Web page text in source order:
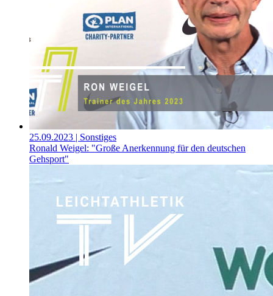
25.09.2023 | Sonstiges
Ronald Weigel: "Große Anerkennung für den deutschen
Gehsport"